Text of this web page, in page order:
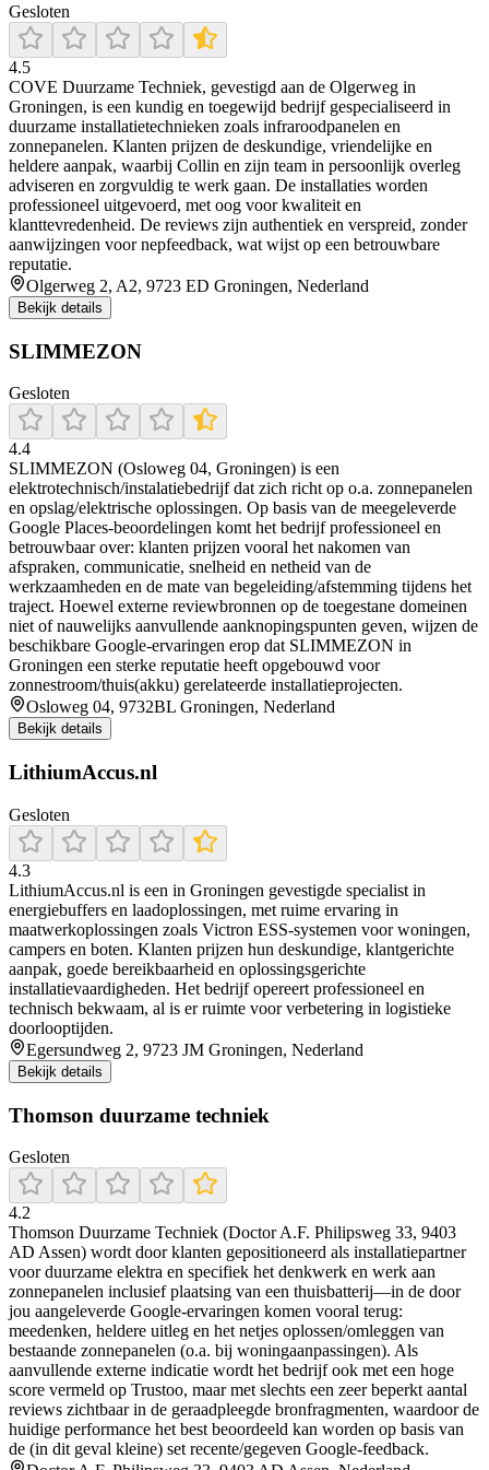
Gesloten
4.5
COVE Duurzame Techniek, gevestigd aan de Olgerweg in
Groningen, is een kundig en toegewijd bedrijf gespecialiseerd in
duurzame installatietechnieken zoals infraroodpanelen en
zonnepanelen. Klanten prijzen de deskundige, vriendelijke en
heldere aanpak, waarbij Collin en zijn team in persoonlijk overleg
adviseren en zorgvuldig te werk gaan. De installaties worden
professioneel uitgevoerd, met oog voor kwaliteit en
klanttevredenheid. De reviews zijn authentiek en verspreid, zonder
aanwijzingen voor nepfeedback, wat wijst op een betrouwbare
reputatie.
Olgerweg 2, A2, 9723 ED Groningen, Nederland
Bekijk details
SLIMMEZON
Gesloten
4.4
SLIMMEZON (Osloweg 04, Groningen) is een
elektrotechnisch/instalatiebedrijf dat zich richt op o.a. zonnepanelen
en opslag/elektrische oplossingen. Op basis van de meegeleverde
Google Places-beoordelingen komt het bedrijf professioneel en
betrouwbaar over: klanten prijzen vooral het nakomen van
afspraken, communicatie, snelheid en netheid van de
werkzaamheden en de mate van begeleiding/afstemming tijdens het
traject. Hoewel externe reviewbronnen op de toegestane domeinen
niet of nauwelijks aanvullende aanknopingspunten geven, wijzen de
beschikbare Google-ervaringen erop dat SLIMMEZON in
Groningen een sterke reputatie heeft opgebouwd voor
zonnestroom/thuis(akku) gerelateerde installatieprojecten.
Osloweg 04, 9732BL Groningen, Nederland
Bekijk details
LithiumAccus.nl
Gesloten
4.3
LithiumAccus.nl is een in Groningen gevestigde specialist in
energiebuffers en laadoplossingen, met ruime ervaring in
maatwerkoplossingen zoals Victron ESS-systemen voor woningen,
campers en boten. Klanten prijzen hun deskundige, klantgerichte
aanpak, goede bereikbaarheid en oplossingsgerichte
installatievaardigheden. Het bedrijf opereert professioneel en
technisch bekwaam, al is er ruimte voor verbetering in logistieke
doorlooptijden.
Egersundweg 2, 9723 JM Groningen, Nederland
Bekijk details
Thomson duurzame techniek
Gesloten
4.2
Thomson Duurzame Techniek (Doctor A.F. Philipsweg 33, 9403
AD Assen) wordt door klanten gepositioneerd als installatiepartner
voor duurzame elektra en specifiek het denkwerk en werk aan
zonnepanelen inclusief plaatsing van een thuisbatterij—in de door
jou aangeleverde Google-ervaringen komen vooral terug:
meedenken, heldere uitleg en het netjes oplossen/omleggen van
bestaande zonnepanelen (o.a. bij woningaanpassingen). Als
aanvullende externe indicatie wordt het bedrijf ook met een hoge
score vermeld op Trustoo, maar met slechts een zeer beperkt aantal
reviews zichtbaar in de geraadpleegde bronfragmenten, waardoor de
huidige performance het best beoordeeld kan worden op basis van
de (in dit geval kleine) set recente/gegeven Google-feedback.